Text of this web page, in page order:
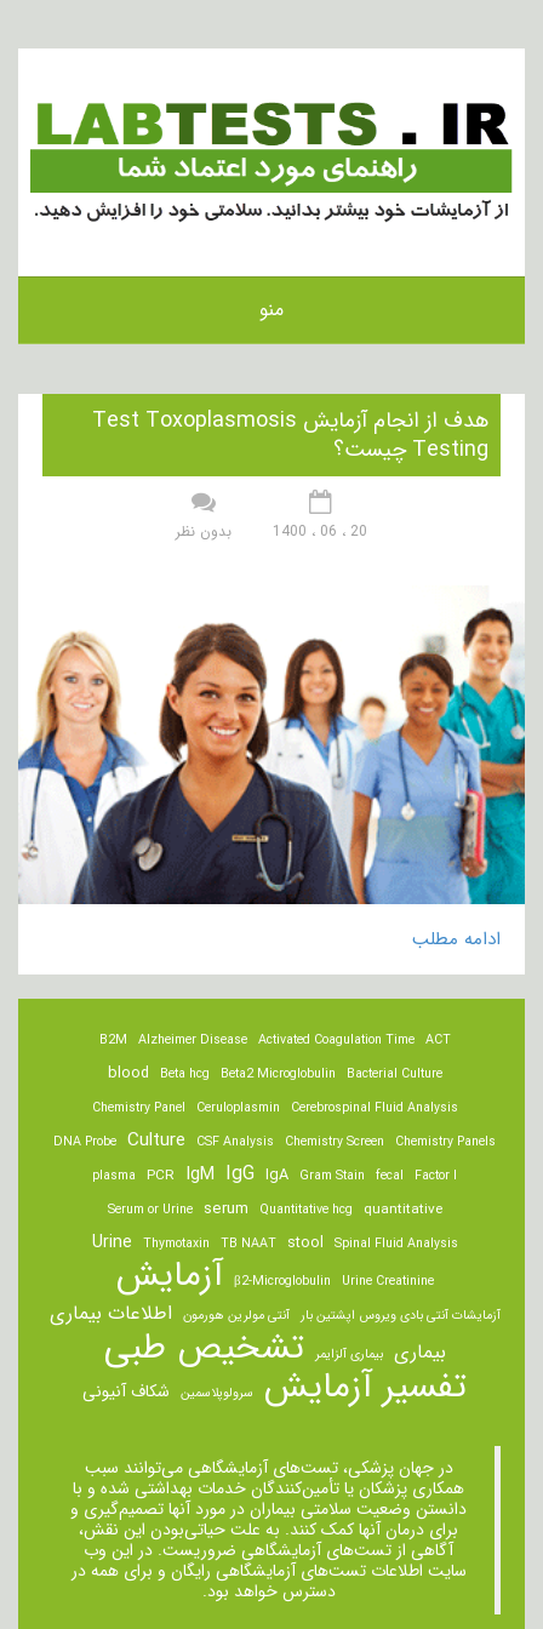
منو
هدف از انجام آزمایش Test Toxoplasmosis
Testing چیست؟
20 ، 06 ، 1400 بدون نظر
ادامه مطلب
ACT
Activated Coagulation Time
Alzheimer Disease
B2M
Bacterial Culture
Beta2 Microglobulin
Beta hcg
blood
Cerebrospinal Fluid Analysis
Ceruloplasmin
Chemistry Panel
Chemistry Panels
Chemistry Screen
CSF Analysis
Culture
DNA Probe
Factor I
fecal
Gram Stain
IgA
IgG
IgM
PCR
plasma
quantitative
Quantitative hcg
serum
Serum or Urine
Spinal Fluid Analysis
stool
TB NAAT
Thymotaxin
Urine
Urine Creatinine
β2-Microglobulin آزمایش
آزمایشات آنتی بادی ویروس اپشتین بار آنتی مولرین هورمون اطلاعات بیماری
بیماری بیماری آلزایمر تشخیص طبی
تفسیر آزمایش سرولوپلاسمین شکاف آنیونی
در جهان پزشکی، تست‌های آزمایشگاهی می‌توانند سبب
همکاری پزشکان یا تأمین‌کنندگان خدمات بهداشتی شده و با
دانستن وضعیت سلامتی بیماران در مورد آنها تصمیم‌گیری و
برای درمان ‌آنها کمک کنند. به علت حیاتی‌بودن این نقش،
آگاهی از تست‌های آزمایشگاهی ضروریست. در این وب
سایت اطلاعات تست‌های آزمایشگاهی رایگان و برای همه در
دسترس خواهد بود.